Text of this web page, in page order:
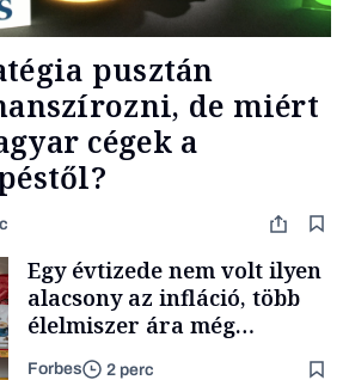
pusztán
de miért
cégek a
Egy évtizede nem volt ilyen
alacsony az infláció, több
élelmiszer ára még
rohamosan csökken is
Forbes 2 perc